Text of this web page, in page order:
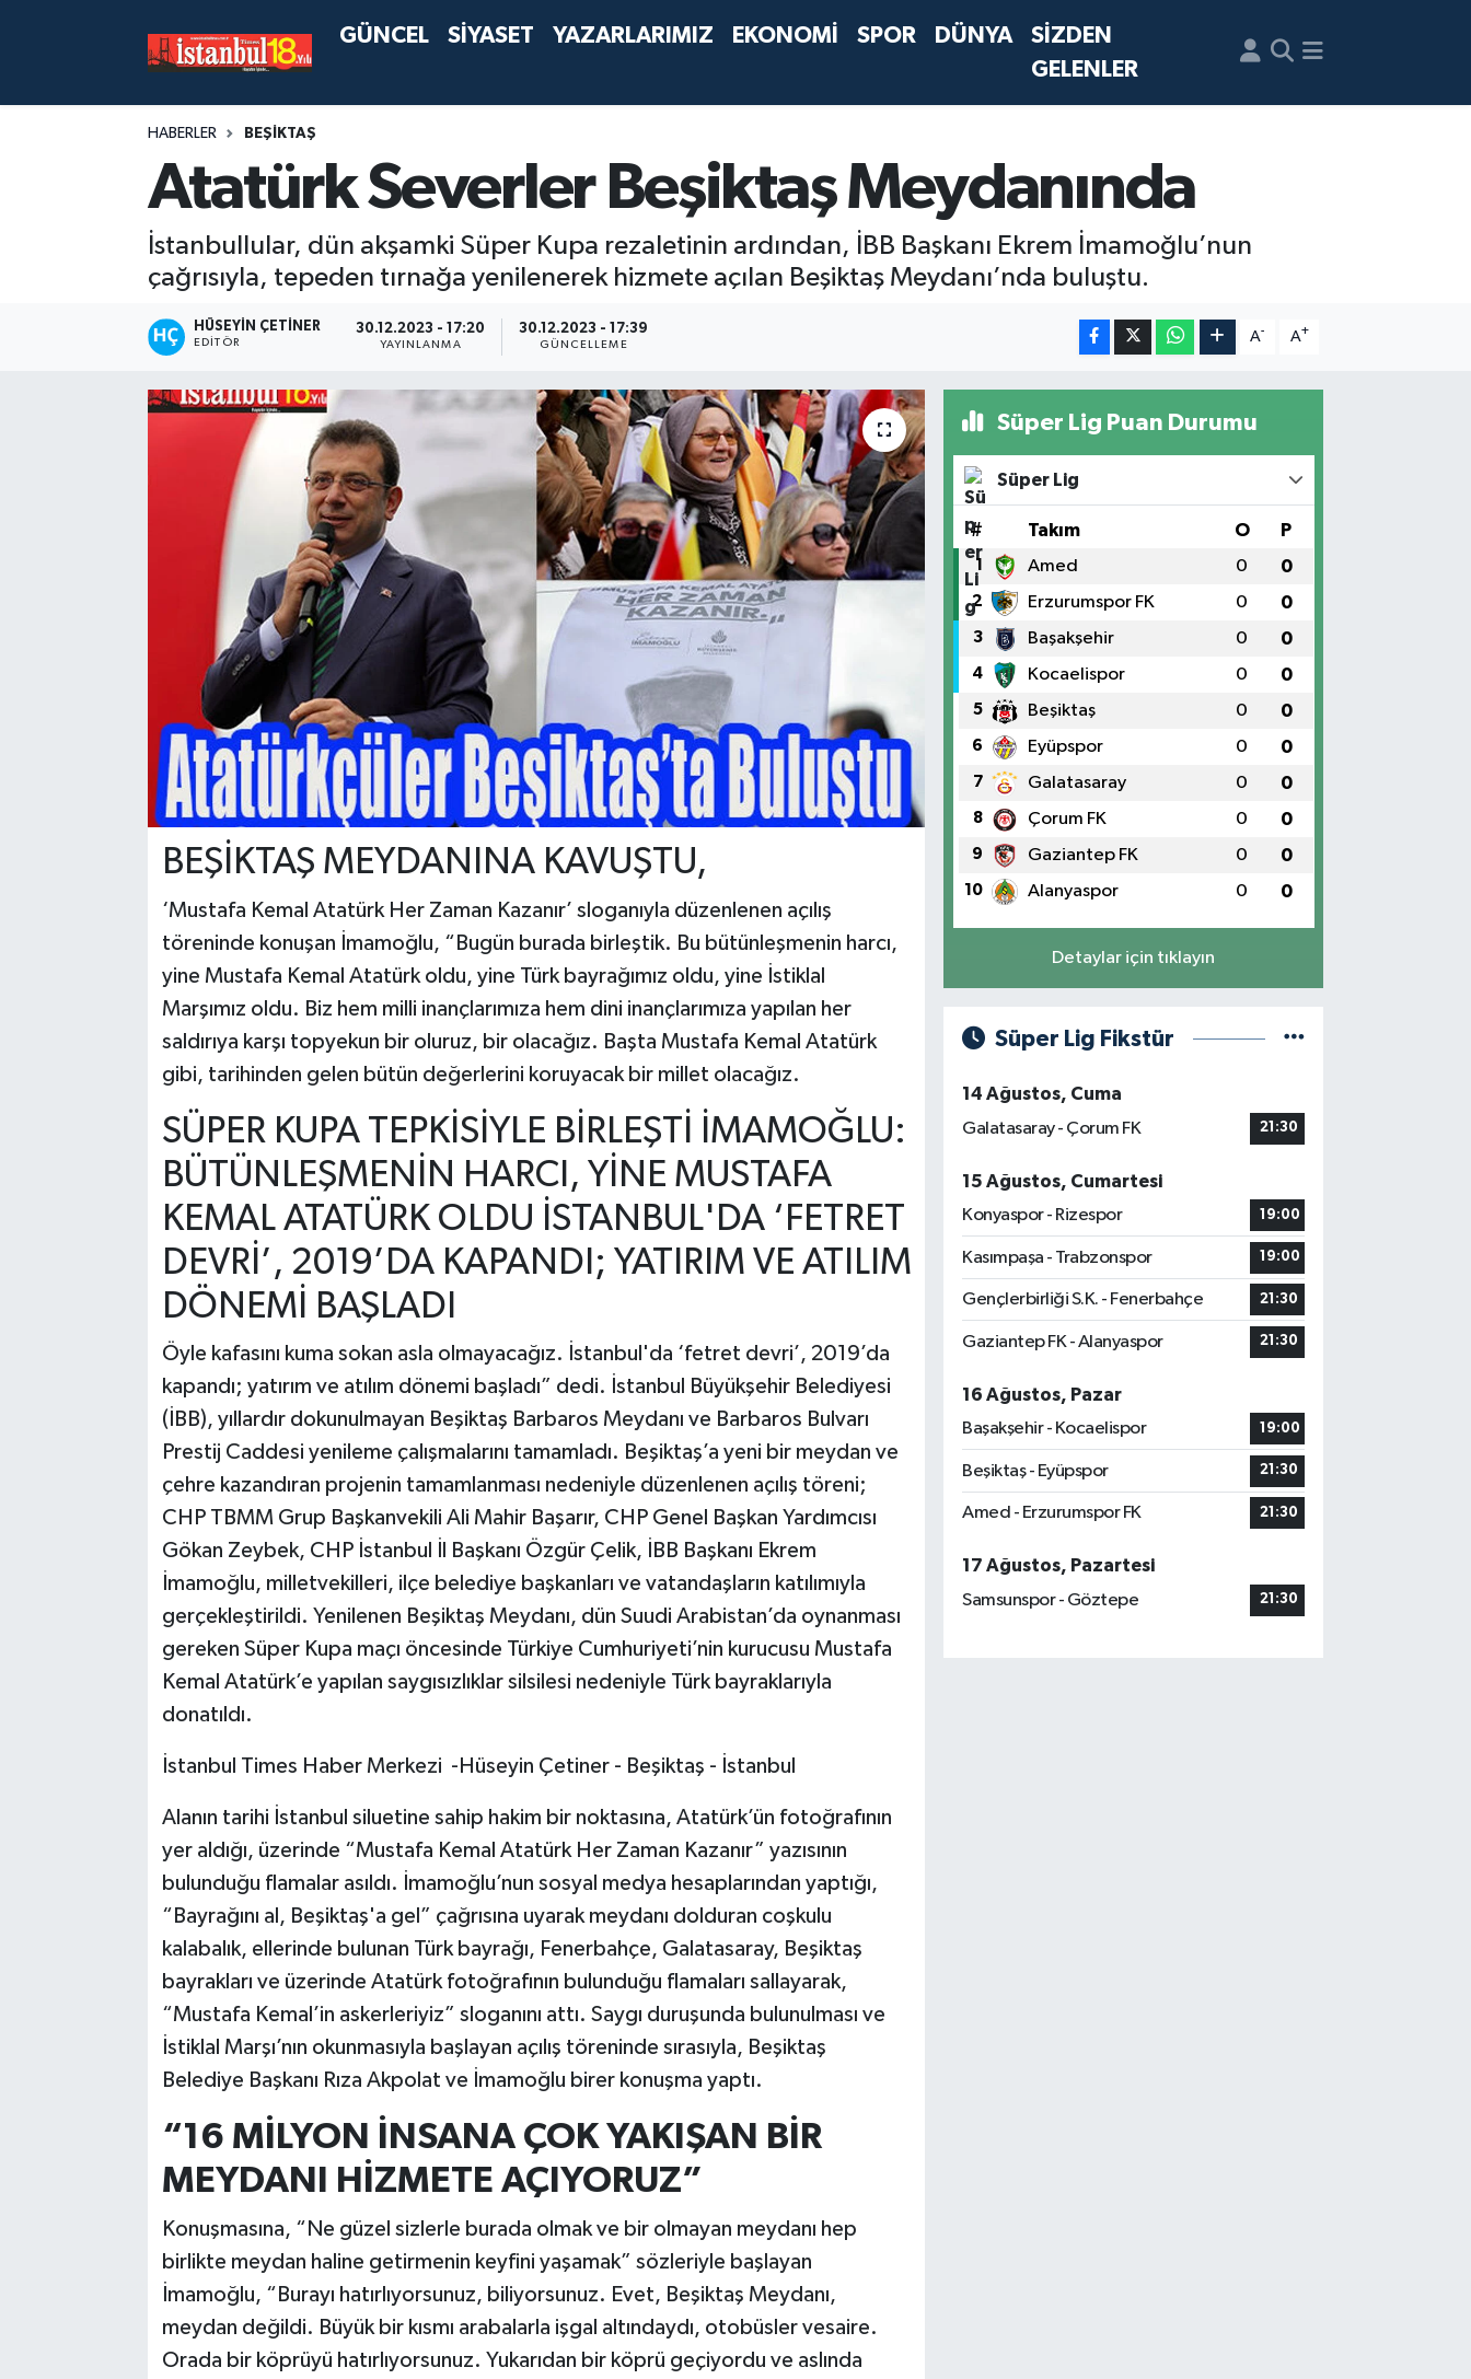
GÜNCEL SİYASET YAZARLARIMIZ EKONOMİ SPOR DÜNYA
SİZDEN
GELENLER
HABERLER BEŞİKTAŞ
Atatürk Severler Beşiktaş Meydanında
İstanbullular, dün akşamki Süper Kupa rezaletinin ardından, İBB Başkanı Ekrem İmamoğlu’nun
çağrısıyla, tepeden tırnağa yenilenerek hizmete açılan Beşiktaş Meydanı’nda buluştu.
HÜSEYIN ÇETINER
EDITÖR
30.12.2023 - 17:20
YAYINLANMA
30.12.2023 - 17:39
GÜNCELLEME
A- A+
BEŞİKTAŞ MEYDANINA KAVUŞTU,
‘Mustafa Kemal Atatürk Her Zaman Kazanır’ sloganıyla düzenlenen açılış
töreninde konuşan İmamoğlu, “Bugün burada birleştik. Bu bütünleşmenin harcı,
yine Mustafa Kemal Atatürk oldu, yine Türk bayrağımız oldu, yine İstiklal
Marşımız oldu. Biz hem milli inançlarımıza hem dini inançlarımıza yapılan her
saldırıya karşı topyekun bir oluruz, bir olacağız. Başta Mustafa Kemal Atatürk
gibi, tarihinden gelen bütün değerlerini koruyacak bir millet olacağız.
SÜPER KUPA TEPKİSİYLE BİRLEŞTİ İMAMOĞLU:
BÜTÜNLEŞMENİN HARCI, YİNE MUSTAFA
KEMAL ATATÜRK OLDU İSTANBUL'DA ‘FETRET
DEVRİ’, 2019’DA KAPANDI; YATIRIM VE ATILIM
DÖNEMİ BAŞLADI
Öyle kafasını kuma sokan asla olmayacağız. İstanbul'da ‘fetret devri’, 2019’da
kapandı; yatırım ve atılım dönemi başladı” dedi. İstanbul Büyükşehir Belediyesi
(İBB), yıllardır dokunulmayan Beşiktaş Barbaros Meydanı ve Barbaros Bulvarı
Prestij Caddesi yenileme çalışmalarını tamamladı. Beşiktaş’a yeni bir meydan ve
çehre kazandıran projenin tamamlanması nedeniyle düzenlenen açılış töreni;
CHP TBMM Grup Başkanvekili Ali Mahir Başarır, CHP Genel Başkan Yardımcısı
Gökan Zeybek, CHP İstanbul İl Başkanı Özgür Çelik, İBB Başkanı Ekrem
İmamoğlu, milletvekilleri, ilçe belediye başkanları ve vatandaşların katılımıyla
gerçekleştirildi. Yenilenen Beşiktaş Meydanı, dün Suudi Arabistan’da oynanması
gereken Süper Kupa maçı öncesinde Türkiye Cumhuriyeti’nin kurucusu Mustafa
Kemal Atatürk’e yapılan saygısızlıklar silsilesi nedeniyle Türk bayraklarıyla
donatıldı.
İstanbul Times Haber Merkezi -Hüseyin Çetiner - Beşiktaş - İstanbul
Alanın tarihi İstanbul siluetine sahip hakim bir noktasına, Atatürk’ün fotoğrafının
yer aldığı, üzerinde “Mustafa Kemal Atatürk Her Zaman Kazanır” yazısının
bulunduğu flamalar asıldı. İmamoğlu’nun sosyal medya hesaplarından yaptığı,
“Bayrağını al, Beşiktaş'a gel” çağrısına uyarak meydanı dolduran coşkulu
kalabalık, ellerinde bulunan Türk bayrağı, Fenerbahçe, Galatasaray, Beşiktaş
bayrakları ve üzerinde Atatürk fotoğrafının bulunduğu flamaları sallayarak,
“Mustafa Kemal’in askerleriyiz” sloganını attı. Saygı duruşunda bulunulması ve
İstiklal Marşı’nın okunmasıyla başlayan açılış töreninde sırasıyla, Beşiktaş
Belediye Başkanı Rıza Akpolat ve İmamoğlu birer konuşma yaptı.
“16 MİLYON İNSANA ÇOK YAKIŞAN BİR
MEYDANI HİZMETE AÇIYORUZ”
Konuşmasına, “Ne güzel sizlerle burada olmak ve bir olmayan meydanı hep
birlikte meydan haline getirmenin keyfini yaşamak” sözleriyle başlayan
İmamoğlu, “Burayı hatırlıyorsunuz, biliyorsunuz. Evet, Beşiktaş Meydanı,
meydan değildi. Büyük bir kısmı arabalarla işgal altındaydı, otobüsler vesaire.
Orada bir köprüyü hatırlıyorsunuz. Yukarıdan bir köprü geçiyordu ve aslında
Süper Lig Puan Durumu
Süper Lig
# Takım O P
1 Amed 0 0
2 Erzurumspor FK 0 0
3 Başakşehir 0 0
4 Kocaelispor 0 0
5 Beşiktaş 0 0
6 Eyüpspor 0 0
7 Galatasaray 0 0
8 Çorum FK 0 0
9 Gaziantep FK 0 0
10 Alanyaspor 0 0
Detaylar için tıklayın
Süper Lig Fikstür
14 Ağustos, Cuma
Galatasaray - Çorum FK
21:30
15 Ağustos, Cumartesi
Konyaspor - Rizespor
19:00
Kasımpaşa - Trabzonspor 19:00
Gençlerbirliği S.K. - Fenerbahçe 21:30
Gaziantep FK - Alanyaspor 21:30
16 Ağustos, Pazar
Başakşehir - Kocaelispor
19:00
Beşiktaş - Eyüpspor 21:30
Amed - Erzurumspor FK 21:30
17 Ağustos, Pazartesi
Samsunspor - Göztepe
21:30